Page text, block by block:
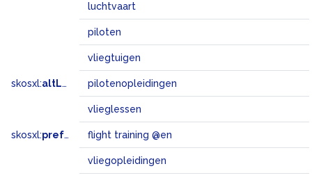
luchtvaart
piloten
vliegtuigen
skosxl:altLabel pilotenopleidingen
vlieglessen
skosxl:prefLabel flight training @en
vliegopleidingen